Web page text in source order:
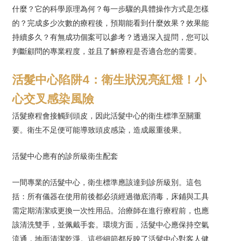
什麼？它的科學原理為何？每一步驟的具體操作方式是怎樣
的？完成多少次數的療程後，預期能看到什麼效果？效果能
持續多久？有無成功個案可以參考？透過深入提問，您可以
判斷顧問的專業程度，並且了解療程是否適合您的需要。
活髮中心陷阱4：衛生狀況亮紅燈！小
心交叉感染風險
活髮療程會接觸到頭皮，因此活髮中心的衛生標準至關重
要。衛生不足便可能導致頭皮感染，造成嚴重後果。
活髮中心應有的診所級衛生配套
一間專業的活髮中心，衛生標準應該達到診所級別。這包
括：所有儀器在使用前後都必須經過徹底消毒，床鋪與工具
需定期清潔或更換一次性用品。治療師在進行療程前，也應
該清洗雙手，並佩戴手套。環境方面，活髮中心應保持空氣
流通，地面清潔乾淨。這些細節都反映了活髮中心對客人健